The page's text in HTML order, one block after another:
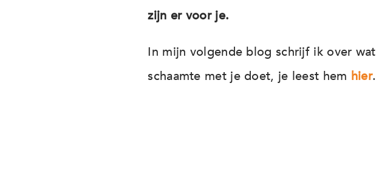
zijn er voor je.
In mijn volgende blog schrijf ik over wat
schaamte met je doet, je leest hem hier.